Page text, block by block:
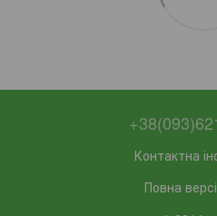
Контактна
Повна